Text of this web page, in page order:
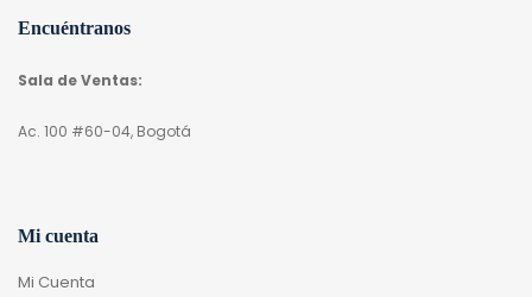
Encuéntranos
Sala de Ventas:
Ac. 100 #60-04, Bogotá
Mi cuenta
Mi Cuenta